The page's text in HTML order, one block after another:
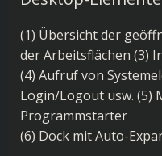
(1) Übersicht der
der Arbeitsflächen (3)
(4) Aufruf von
Login/Logout usw. (5)
Programmstarter
(6) Dock mit Auto-